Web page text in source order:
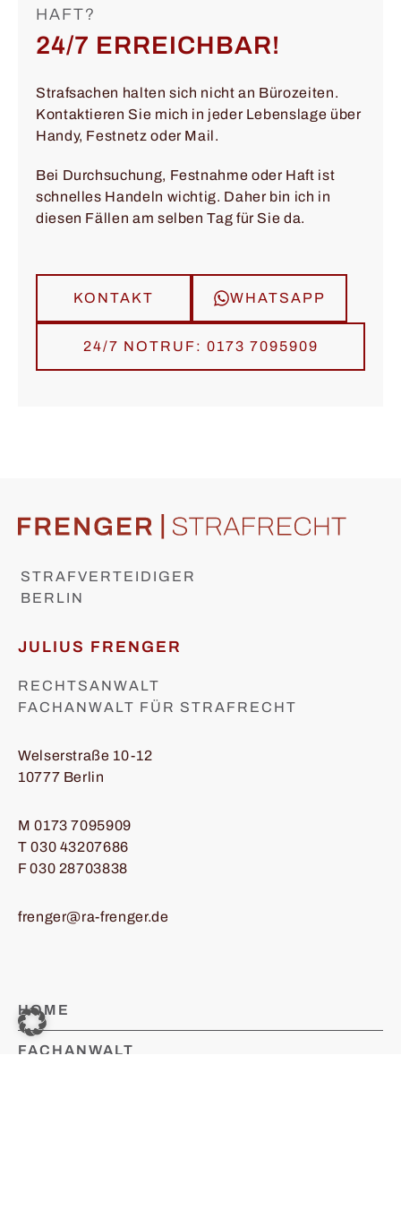
HAFT?
24/7 ERREICHBAR!
Strafsachen halten sich nicht an Bürozeiten.
Kontaktieren Sie mich in jeder Lebenslage über
Handy, Festnetz oder Mail.
Bei Durchsuchung, Festnahme oder Haft ist
schnelles Handeln wichtig. Daher bin ich in
diesen Fällen am selben Tag für Sie da.
KONTAKT WHATSAPP
24/7 NOTRUF: 0173 7095909
STRAFVERTEIDIGER
BERLIN
JULIUS FRENGER
RECHTSANWALT
FACHANWALT FÜR STRAFRECHT
Welserstraße 10-12
10777 Berlin
M0173 7095909
T030 43207686
F 030 28703838
frenger@ra-frenger.de
HOME
FACHANWALT